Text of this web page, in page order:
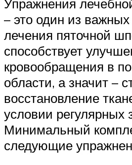
Упражнения
– это один из
лечения пяточной
способствует
кровообращения в
области, а значит –
восстановление
условии регулярных
Минимальный
следующие